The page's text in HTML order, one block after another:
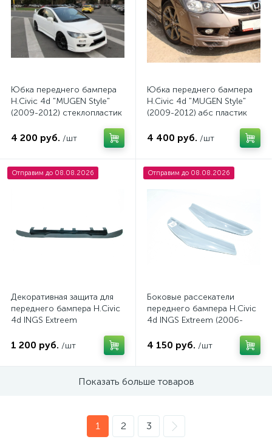
Юбка переднего бампера
H.Civic 4d "MUGEN Style"
(2009-2012) стеклопластик
4 200 руб. /шт
Юбка переднего бампера
H.Civic 4d "MUGEN Style"
(2009-2012) абс пластик
4 400 руб. /шт
Отправим до 08.08.2026
Декоративная защита для
переднего бампера H.Civic
4d INGS Extreem
1 200 руб. /шт
Отправим до 08.08.2026
Боковые рассекатели
переднего бампера H.Civic
4d INGS Extreem (2006-
4 150 руб. /шт
Показать больше товаров
1 2 3